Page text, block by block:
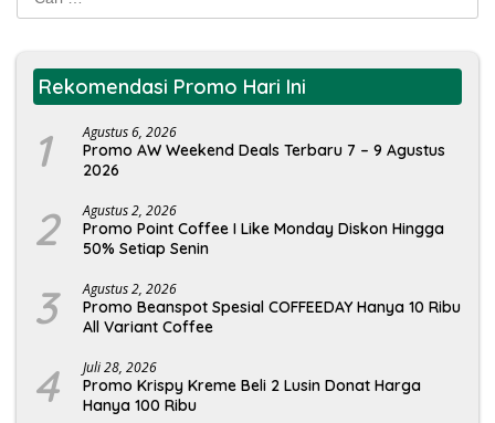
untuk:
Rekomendasi Promo Hari Ini
1 Agustus 6, 2026
Promo AW Weekend Deals Terbaru 7 – 9 Agustus
2026
2 Agustus 2, 2026
Promo Point Coffee I Like Monday Diskon Hingga
50% Setiap Senin
3 Agustus 2, 2026
Promo Beanspot Spesial COFFEEDAY Hanya 10 Ribu
All Variant Coffee
4 Juli 28, 2026
Promo Krispy Kreme Beli 2 Lusin Donat Harga
Hanya 100 Ribu